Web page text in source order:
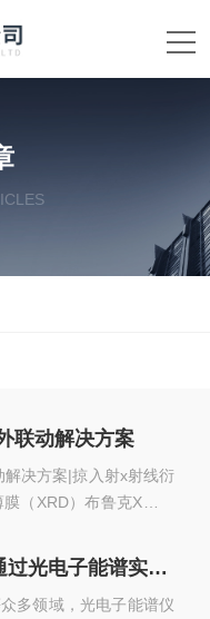
联动解决方案
解决方案|掠入射x射线衍
（XRD）布鲁克X射线
x射线反射法（XRR）是
检测信号反馈了结构特
度和电子密度，以及亚
光电子能谱仪如何通过光电子能谱实现元素的定量分析？
多领域，光电子能谱仪